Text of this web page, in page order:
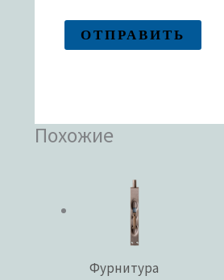
Похожие
Фурнитура